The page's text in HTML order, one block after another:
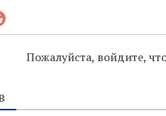
Пожалуйста, войдите,